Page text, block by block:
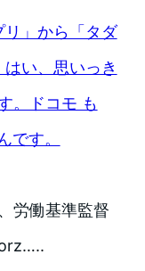
」から「タダ
い、思いっき
。ドコモ も
です。
労働基準監督